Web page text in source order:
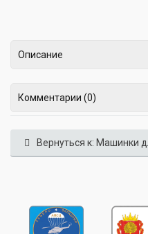
Описание
Комментарии (0)
Вернуться к: Машинки